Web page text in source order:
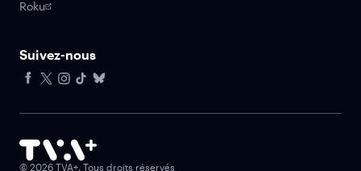
Roku
Suivez-nous
© 2026 TVA+. Tous droits réservés